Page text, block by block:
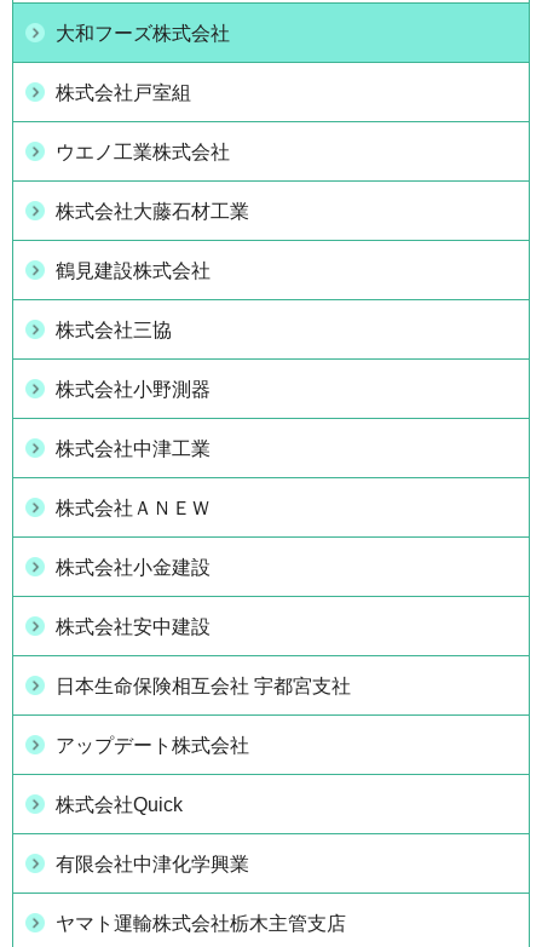
大和フーズ株式会社
株式会社戸室組
ウエノ工業株式会社
株式会社大藤石材工業
鶴見建設株式会社
株式会社三協
株式会社小野測器
株式会社中津工業
株式会社ＡＮＥＷ
株式会社小金建設
株式会社安中建設
日本生命保険相互会社 宇都宮支社
アップデート株式会社
株式会社Quick
有限会社中津化学興業
ヤマト運輸株式会社栃木主管支店